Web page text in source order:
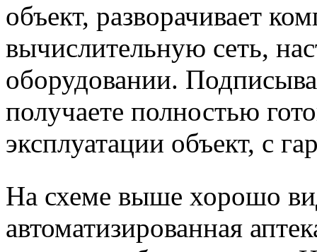
объект, разворачивает
вычислительную сеть,
оборудовании.
получаете полностью
эксплуатации объект, с
На схеме выше хорошо
автоматизированная